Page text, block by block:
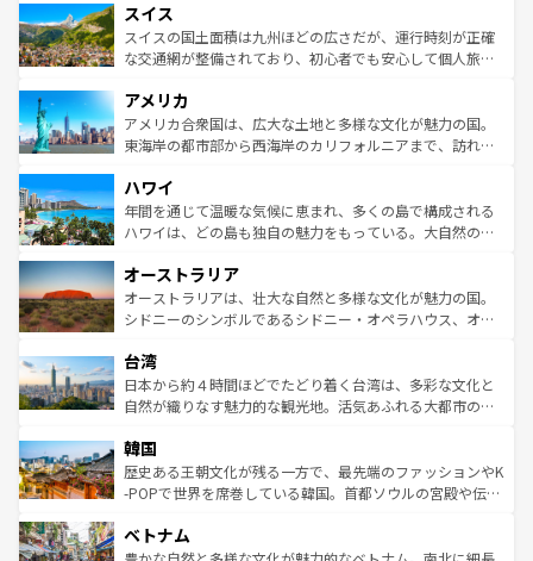
れる地方に足を運ぶとそれぞれで全く異なる文化を体験で
きるだろう。 なお、新着のフランス情報はコンテンツ一覧
を参照してほしい。
は、お酒好きな人にはぜひ体験してほしい。 なお、新着の
ドイツ情報はコンテンツ一覧を参照してほしい。
リアごとに異なる魅力がある。また、優雅なアフタヌーン
ティー、ビール好きにはたまらない英国パブ、サッカー観
戦など、本場だからこそできる体験も豊富。イギリスを旅
ンツ一覧を参照してほしい。
スイス
スイスの国土面積は九州ほどの広さだが、運行時刻が正確
な交通網が整備されており、初心者でも安心して個人旅行
の建物がそのまま残る町や、スイスならではのユニークな
博物館もあり、アルプス観光だけでなく町歩きも満喫する
ことができる。国民の所得が高いため物価も高いが、旅行
ば市内交通費無料で観光を楽しむこともできる。 なお、新
着のスイス情報はコンテンツ一覧 を参照してほしい。
アメリカ
アメリカ合衆国は、広大な土地と多様な文化が魅力の国。
東海岸の都市部から西海岸のカリフォルニアまで、訪れる
のような巨大都市は、観光、ショッピング、エンターテイ
ンメントが詰まった刺激的なスポットだ。一方、アメリカ
西部には大自然が広がり、グランドキャニオンやイエロー
部のニューオーリンズでは、音楽と美食が融合した独特の
文化が魅力。旅行者はアメリカの各地域で異なる魅力を楽
しみながら、その多様性と豊かな歴史を感じることができ
ならではの贅沢な旅のスタイルだ。 なお、新着のアメリカ
情報はコンテンツ一覧を参照してほしい。
ハワイ
年間を通じて温暖な気候に恵まれ、多くの島で構成される
ハワイは、どの島も独自の魅力をもっている。大自然の神
ワイ島は見逃せない。また、定番の観光地といえばオアフ
島だが、静かな自然を求めるならマウイ島やカウアイ島が
おすすめ。エメラルドグリーンに輝く海をはじめ、豊かな
れるおもてなしの心で訪れる人々を迎えてくれるハワイの
人々、おいしいローカルフードやハワイアンミュージッ
ク、伝統的なフラダンスなど、すべてがハワイの魅力を彩
ワイを、存分に味わってほしい。 なお、新着のハワイ情報
はコンテンツ一覧を参照してほしい。
オーストラリア
オーストラリアは、壮大な自然と多様な文化が魅力の国。
シドニーのシンボルであるシドニー・オペラハウス、オー
リアリーフや大陸中央部にそびえるウルル（エアーズロッ
ク）、タスマニアの美しい原生林やケアンズの熱帯雨林な
ど、見どころがたくさん。また、カフェやワイン、オージ
いる。アクティビティも充実しており、サーフィンやダイ
ビング、ハイキングなど、アウトドア好きにはたまらな
い。オーストラリアの多彩な魅力を存分に味わいつくそ
参照してほしい。
台湾
日本から約４時間ほどでたどり着く台湾は、多彩な文化と
自然が織りなす魅力的な観光地。活気あふれる大都市の台
ン）、静ひつな山岳地帯である台湾東部など、都市の喧騒
と山間の静けさが共存しており、訪れる人に新しい発見と
驚きをもたらしてくれる。また、奥深い台湾の食文化も魅
容にもいいと評判のスイーツなど、バラエティ豊かな料理
が味わえる。 なお、新着の台湾情報は コンテンツ一覧を参
韓国
歴史ある王朝文化が残る一方で、最先端のファッションやK
-POPで世界を席巻している韓国。首都ソウルの宮殿や伝統
き、地方に足を延ばせば四季折々の自然美を楽しむことが
できる。そして、キムチや焼肉、絶品のストリートフード
ベトナム